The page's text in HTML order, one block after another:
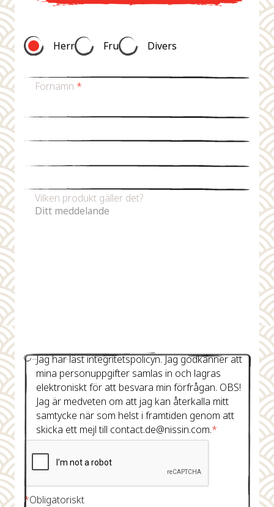
Herr Fru Divers
Förnamn *
Vilken produkt gäller det?
Jag har läst integritetspolicyn. Jag godkänner att
mina personuppgifter samlas in och lagras
elektroniskt för att besvara min förfrågan. OBS!
Jag är medveten om att jag kan återkalla mitt
samtycke när som helst i framtiden genom att
skicka ett mejl till contact.de@nissin.com.*
*Obligatoriskt